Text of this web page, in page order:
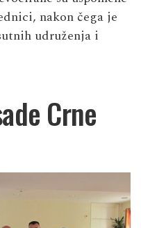
nakon čega je
udruženja i
Crne